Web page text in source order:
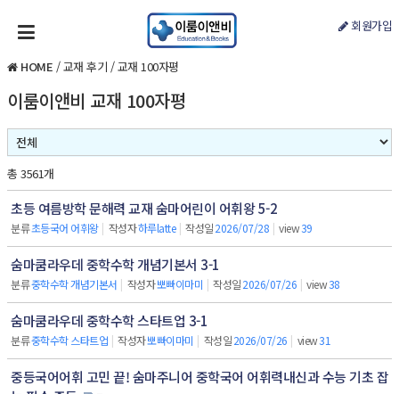
회원가입
HOME /교재 후기 /교재 100자평
이룸이앤비 교재 100자평
총 3561개
초등 여름방학 문해력 교재 숨마어린이 어휘왕 5-2
분류초등국어 어휘왕 | 작성자하루latte | 작성일2026/07/28 | view39
숨마쿰라우데 중학수학 개념기본서 3-1
분류중학수학 개념기본서 | 작성자뽀빠이마미 | 작성일2026/07/26 | view38
숨마쿰라우데 중학수학 스타트업 3-1
분류중학수학 스타트업 | 작성자뽀빠이마미 | 작성일2026/07/26 | view31
중등국어어휘 고민 끝! 숨마주니어 중학국어 어휘력내신과 수능 기초 잡